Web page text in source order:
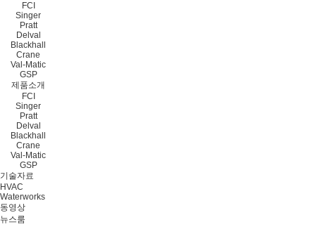
FCI
Singer
Pratt
Delval
Blackhall
Crane
Val-Matic
GSP
제품소개
FCI
Singer
Pratt
Delval
Blackhall
Crane
Val-Matic
GSP
기술자료
HVAC
Waterworks
동영상
뉴스룸